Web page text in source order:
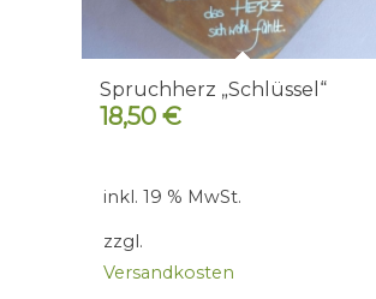
Spruchherz „Schlüssel“
18,50 €
inkl. 19 % MwSt.
zzgl.
Versandkosten